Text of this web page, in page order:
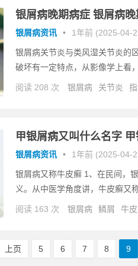
银屑病晚期病症 银屑病
银屑病资讯 • 1年前 (2025-04-
银屑病关节炎与类风湿关节炎的
破坏有一定特点，从影像学上看
阅读 208 次 银屑病 关节炎
甲银屑病又叫什么名字
银屑病资讯 • 1年前 (2025-04-
银屑病又称牛皮癣 1、在民间，
义。从中医学角度讲，牛皮癣又
阅读 163 次 银屑病 鳞屑 牛
上页 5 6 7 8 9